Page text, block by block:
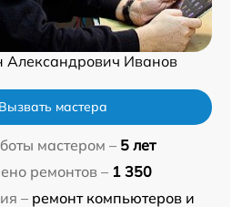
Александрович Иванов
Вызвать мастера
мастером – 5 лет
ремонтов – 1 350
– ремонт компьютеров и